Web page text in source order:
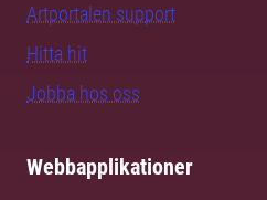
Artportalen support
Hitta hit
Jobba hos oss
Webbapplikationer